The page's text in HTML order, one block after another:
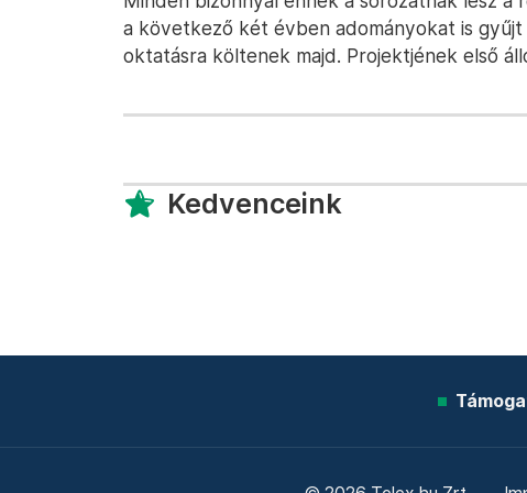
a következő két évben adományokat is
oktatásra költenek majd. Projektjének első
Kedvenceink